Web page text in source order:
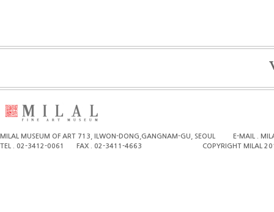
MILAL MUSEUM OF ART 713, ILWON-DONG,GANGNAM-GU, SEOUL
E-MAIL .
TEL . 02-3412-0061
FAX . 02-3411-4663 COPYRIGHT MILAL